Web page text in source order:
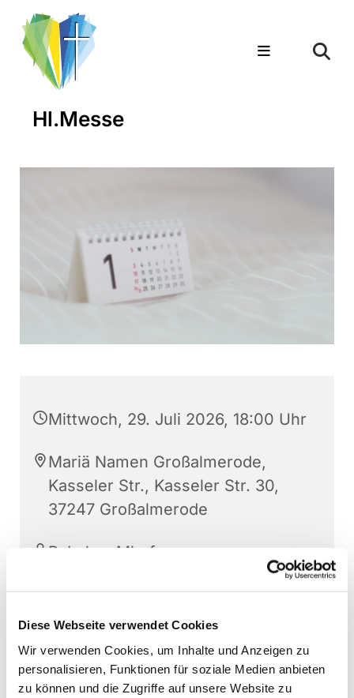
Diese Webseite verwendet Cookies
Wir verwenden Cookies, um Inhalte und Anzeigen zu
personalisieren, Funktionen für soziale Medien anbieten
zu können und die Zugriffe auf unsere Website zu
Hl.Messe
Mittwoch, 29. Juli 2026, 18:00 Uhr
Mariä Namen Großalmerode,
Kasseler Str., Kasseler Str. 30,
37247 Großalmerode
P. Lukas Mbefo